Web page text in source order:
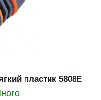
пластик 5808Е